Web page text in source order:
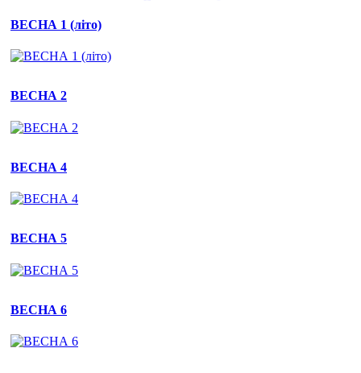
ВЕСНА 1 (літо)
ВЕСНА 2
ВЕСНА 4
ВЕСНА 5
ВЕСНА 6